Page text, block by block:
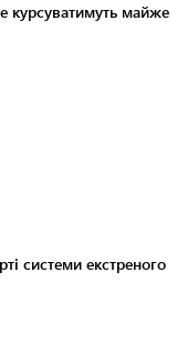
курсуватимуть майже
системи екстреного